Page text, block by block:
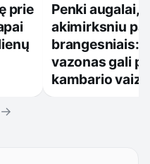
prie
Penki augalai,
akimirksniu
brangesniais:
vazonas gali
kambario
→